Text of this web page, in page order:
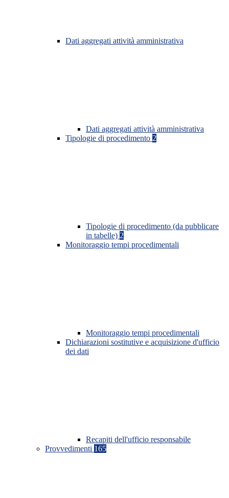
Dati aggregati attività amministrativa
Dati aggregati attività amministrativa
Tipologie di procedimento 2
Tipologie di procedimento (da pubblicare
in tabelle) 2
Monitoraggio tempi procedimentali
Monitoraggio tempi procedimentali
Dichiarazioni sostitutive e acquisizione d'ufficio
dei dati
Recapiti dell'ufficio responsabile
Provvedimenti 165